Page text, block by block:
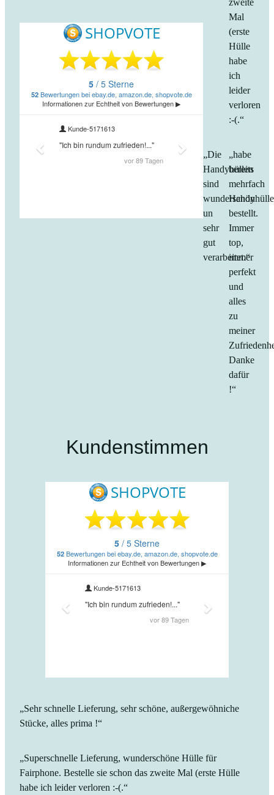
Mal
(erste
Hülle
habe
ich
leider
verloren
:-(.“
„Die
Handyhüllen
sind
wunderschön
un
sehr
gut
verarbeitet.“
„habe
bereits
mehrfach
bestellt.
Immer
top,
immer
perfekt
und
alles
zu
meiner
Danke
dafür
!“
Kundenstimmen
„Sehr schnelle Lieferung, sehr schöne, außergewöhniche
Stücke, alles prima !“
„Superschnelle Lieferung, wunderschöne Hülle für
Fairphone. Bestelle sie schon das zweite Mal (erste Hülle
habe ich leider verloren :-(.“